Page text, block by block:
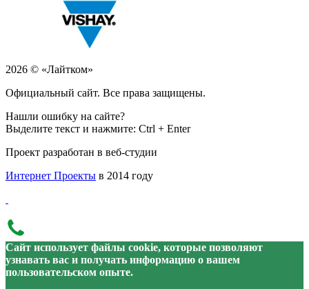
2026 © «Лайтком»
Официальный сайт. Все права защищены.
Нашли ошибку на сайте?
Выделите текст и нажмите: Ctrl + Enter
Проект разработан в веб-студии
Интернет Проекты в 2014 году
Сайт использует файлы cookie, которые позволяют
узнавать вас и получать информацию о вашем
пользовательском опыте.